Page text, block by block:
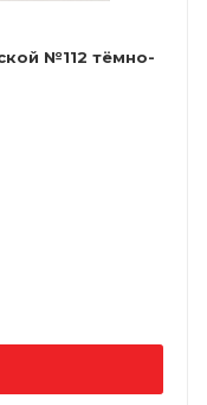
№112 тёмно-